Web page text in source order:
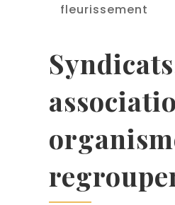
fleurissement